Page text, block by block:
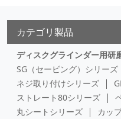
カテゴリ製品
ディスクグラインダー用研
SG（セービング）シリーズ
ネジ取り付けシリーズ
ストレート80シリーズ
丸シートシリーズ
カッ